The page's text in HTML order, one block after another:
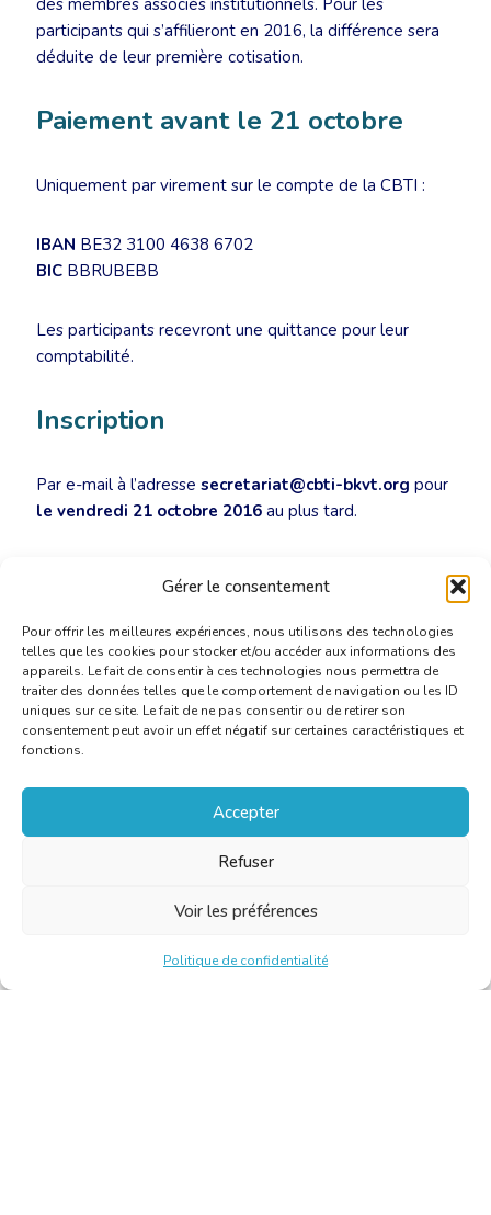
Gérer le consentement
Pour offrir les meilleures expériences, nous utilisons des technologies
telles que les cookies pour stocker et/ou accéder aux informations des
appareils. Le fait de consentir à ces technologies nous permettra de
traiter des données telles que le comportement de navigation ou les ID
uniques sur ce site. Le fait de ne pas consentir ou de retirer son
consentement peut avoir un effet négatif sur certaines caractéristiques et
fonctions.
Accepter
Refuser
Voir les préférences
Politique de confidentialité
des membres associés institutionnels. Pour les
participants qui s’affilieront en 2016, la différence sera
déduite de leur première cotisation.
Paiement avant le 21 octobre
Uniquement par virement sur le compte de la CBTI :
IBAN BE32 3100 4638 6702
BIC BBRUBEBB
Les participants recevront une quittance pour leur
comptabilité.
Inscription
Par e-mail à l’adresse secretariat@cbti-bkvt.org pour
le vendredi 21 octobre 2016 au plus tard.